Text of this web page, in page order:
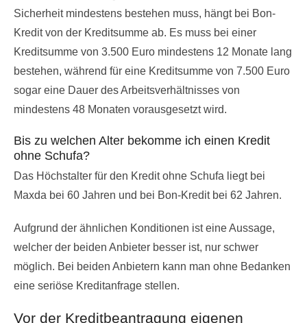
Sicherheit mindestens bestehen muss, hängt bei Bon-
Kredit von der Kreditsumme ab. Es muss bei einer
Kreditsumme von 3.500 Euro mindestens 12 Monate lang
bestehen, während für eine Kreditsumme von 7.500 Euro
sogar eine Dauer des Arbeitsverhältnisses von
mindestens 48 Monaten vorausgesetzt wird.
Bis zu welchen Alter bekomme ich einen Kredit
ohne Schufa?
Das Höchstalter für den Kredit ohne Schufa liegt bei
Maxda bei 60 Jahren und bei Bon-Kredit bei 62 Jahren.
Aufgrund der ähnlichen Konditionen ist eine Aussage,
welcher der beiden Anbieter besser ist, nur schwer
möglich. Bei beiden Anbietern kann man ohne Bedanken
eine seriöse Kreditanfrage stellen.
Vor der Kreditbeantragung eigenen